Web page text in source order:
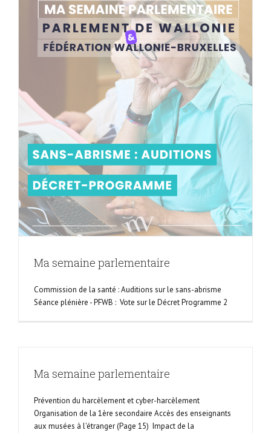
Ma semaine parlementaire
Commission de la santé : Auditions sur le sans-abrisme
Séance plénière - PFWB : Vote sur le Décret Programme 2
Ma semaine parlementaire
Prévention du harcèlement et cyber-harcèlement
Organisation de la 1ère secondaire Accès des enseignants
aux musées à l'étranger (Page 15) Impact de la